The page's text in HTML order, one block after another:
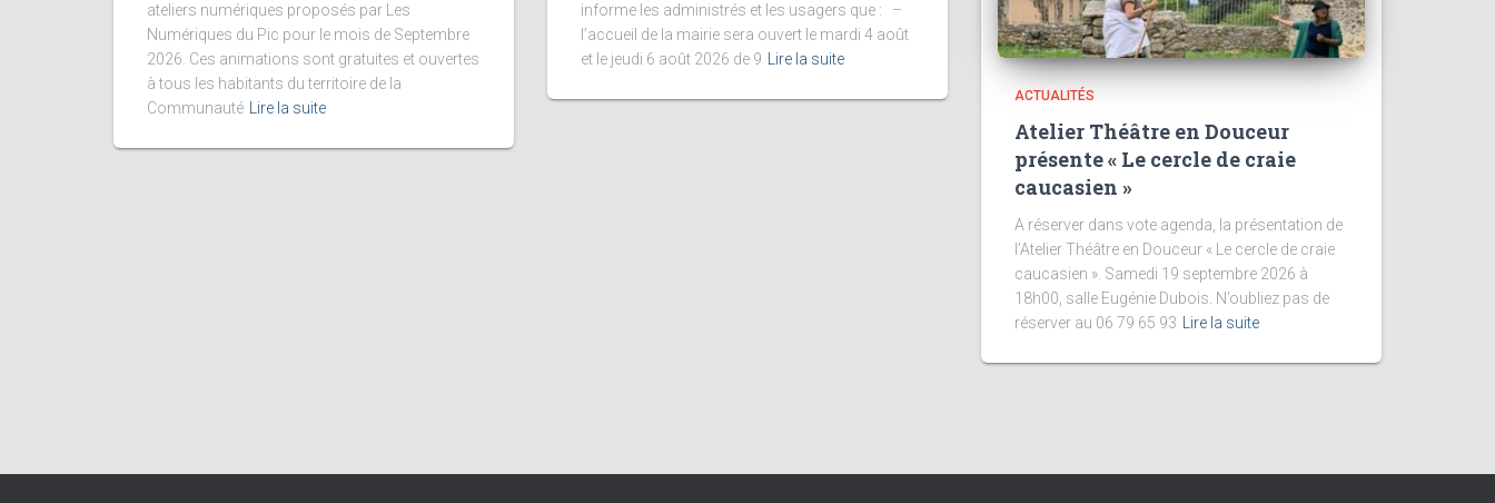
ateliers numériques proposés par Les
Numériques du Pic pour le mois de Septembre
2026. Ces animations sont gratuites et ouvertes
à tous les habitants du territoire de la
Communauté
Lire la suite
informe les administrés et les usagers que : –
l’accueil de la mairie sera ouvert le mardi 4 août
et le jeudi 6 août 2026 de 9
Lire la suite
ACTUALITÉS
Atelier Théâtre en Douceur
présente « Le cercle de craie
caucasien »
A réserver dans vote agenda, la présentation de
l’Atelier Théâtre en Douceur « Le cercle de craie
caucasien ». Samedi 19 septembre 2026 à
18h00, salle Eugénie Dubois. N’oubliez pas de
réserver au 06 79 65 93
Lire la suite